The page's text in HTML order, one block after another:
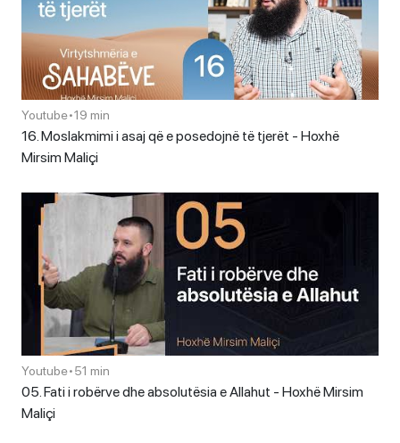
Youtube•19 min
16. Moslakmimi i asaj që e posedojnë të tjerët - Hoxhë
Mirsim Maliçi
Youtube•51 min
05. Fati i robërve dhe absolutësia e Allahut - Hoxhë Mirsim
Maliçi